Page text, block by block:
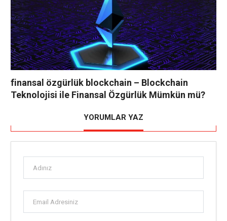
finansal özgürlük blockchain – Blockchain
Teknolojisi ile Finansal Özgürlük Mümkün mü?
YORUMLAR YAZ